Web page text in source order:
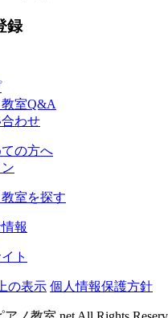
録
教室Q&A
わせ
の方へ
室を探す
報
ト
の表示 個人情報保護方針